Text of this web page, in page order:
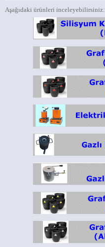
Aşağıdaki ürünleri inceleyebilirsiniz: